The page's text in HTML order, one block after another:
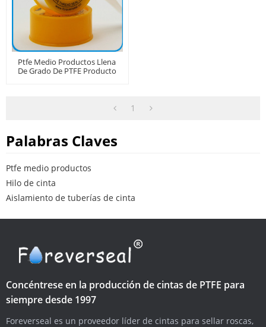
Ptfe Medio Productos Llena
De Grado De PTFE Producto
1
Palabras Claves
Ptfe medio productos
Hilo de cinta
Aislamiento de tuberías de cinta
Concéntrese en la producción de cintas de PTFE para
siempre desde 1997
Foreverseal es un proveedor líder de cintas para sellar roscas,